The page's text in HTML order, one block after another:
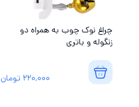
چراغ نوک چوب به همراه دو
زنگوله و باتری
220,000 تومان